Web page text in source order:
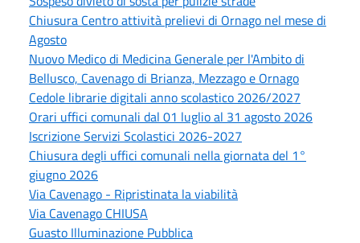
Chiusura Centro attività prelievi di Ornago nel mese di
Agosto
Nuovo Medico di Medicina Generale per l'Ambito di
Bellusco, Cavenago di Brianza, Mezzago e Ornago
Cedole librarie digitali anno scolastico 2026/2027
Orari uffici comunali dal 01 luglio al 31 agosto 2026
Iscrizione Servizi Scolastici 2026-2027
Chiusura degli uffici comunali nella giornata del 1°
giugno 2026
Via Cavenago - Ripristinata la viabilità
Via Cavenago CHIUSA
Guasto Illuminazione Pubblica